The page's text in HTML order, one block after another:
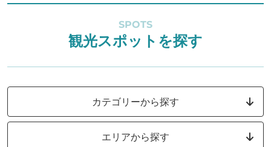
SPOTS
観光スポットを探す
カテゴリーから探す
エリアから探す